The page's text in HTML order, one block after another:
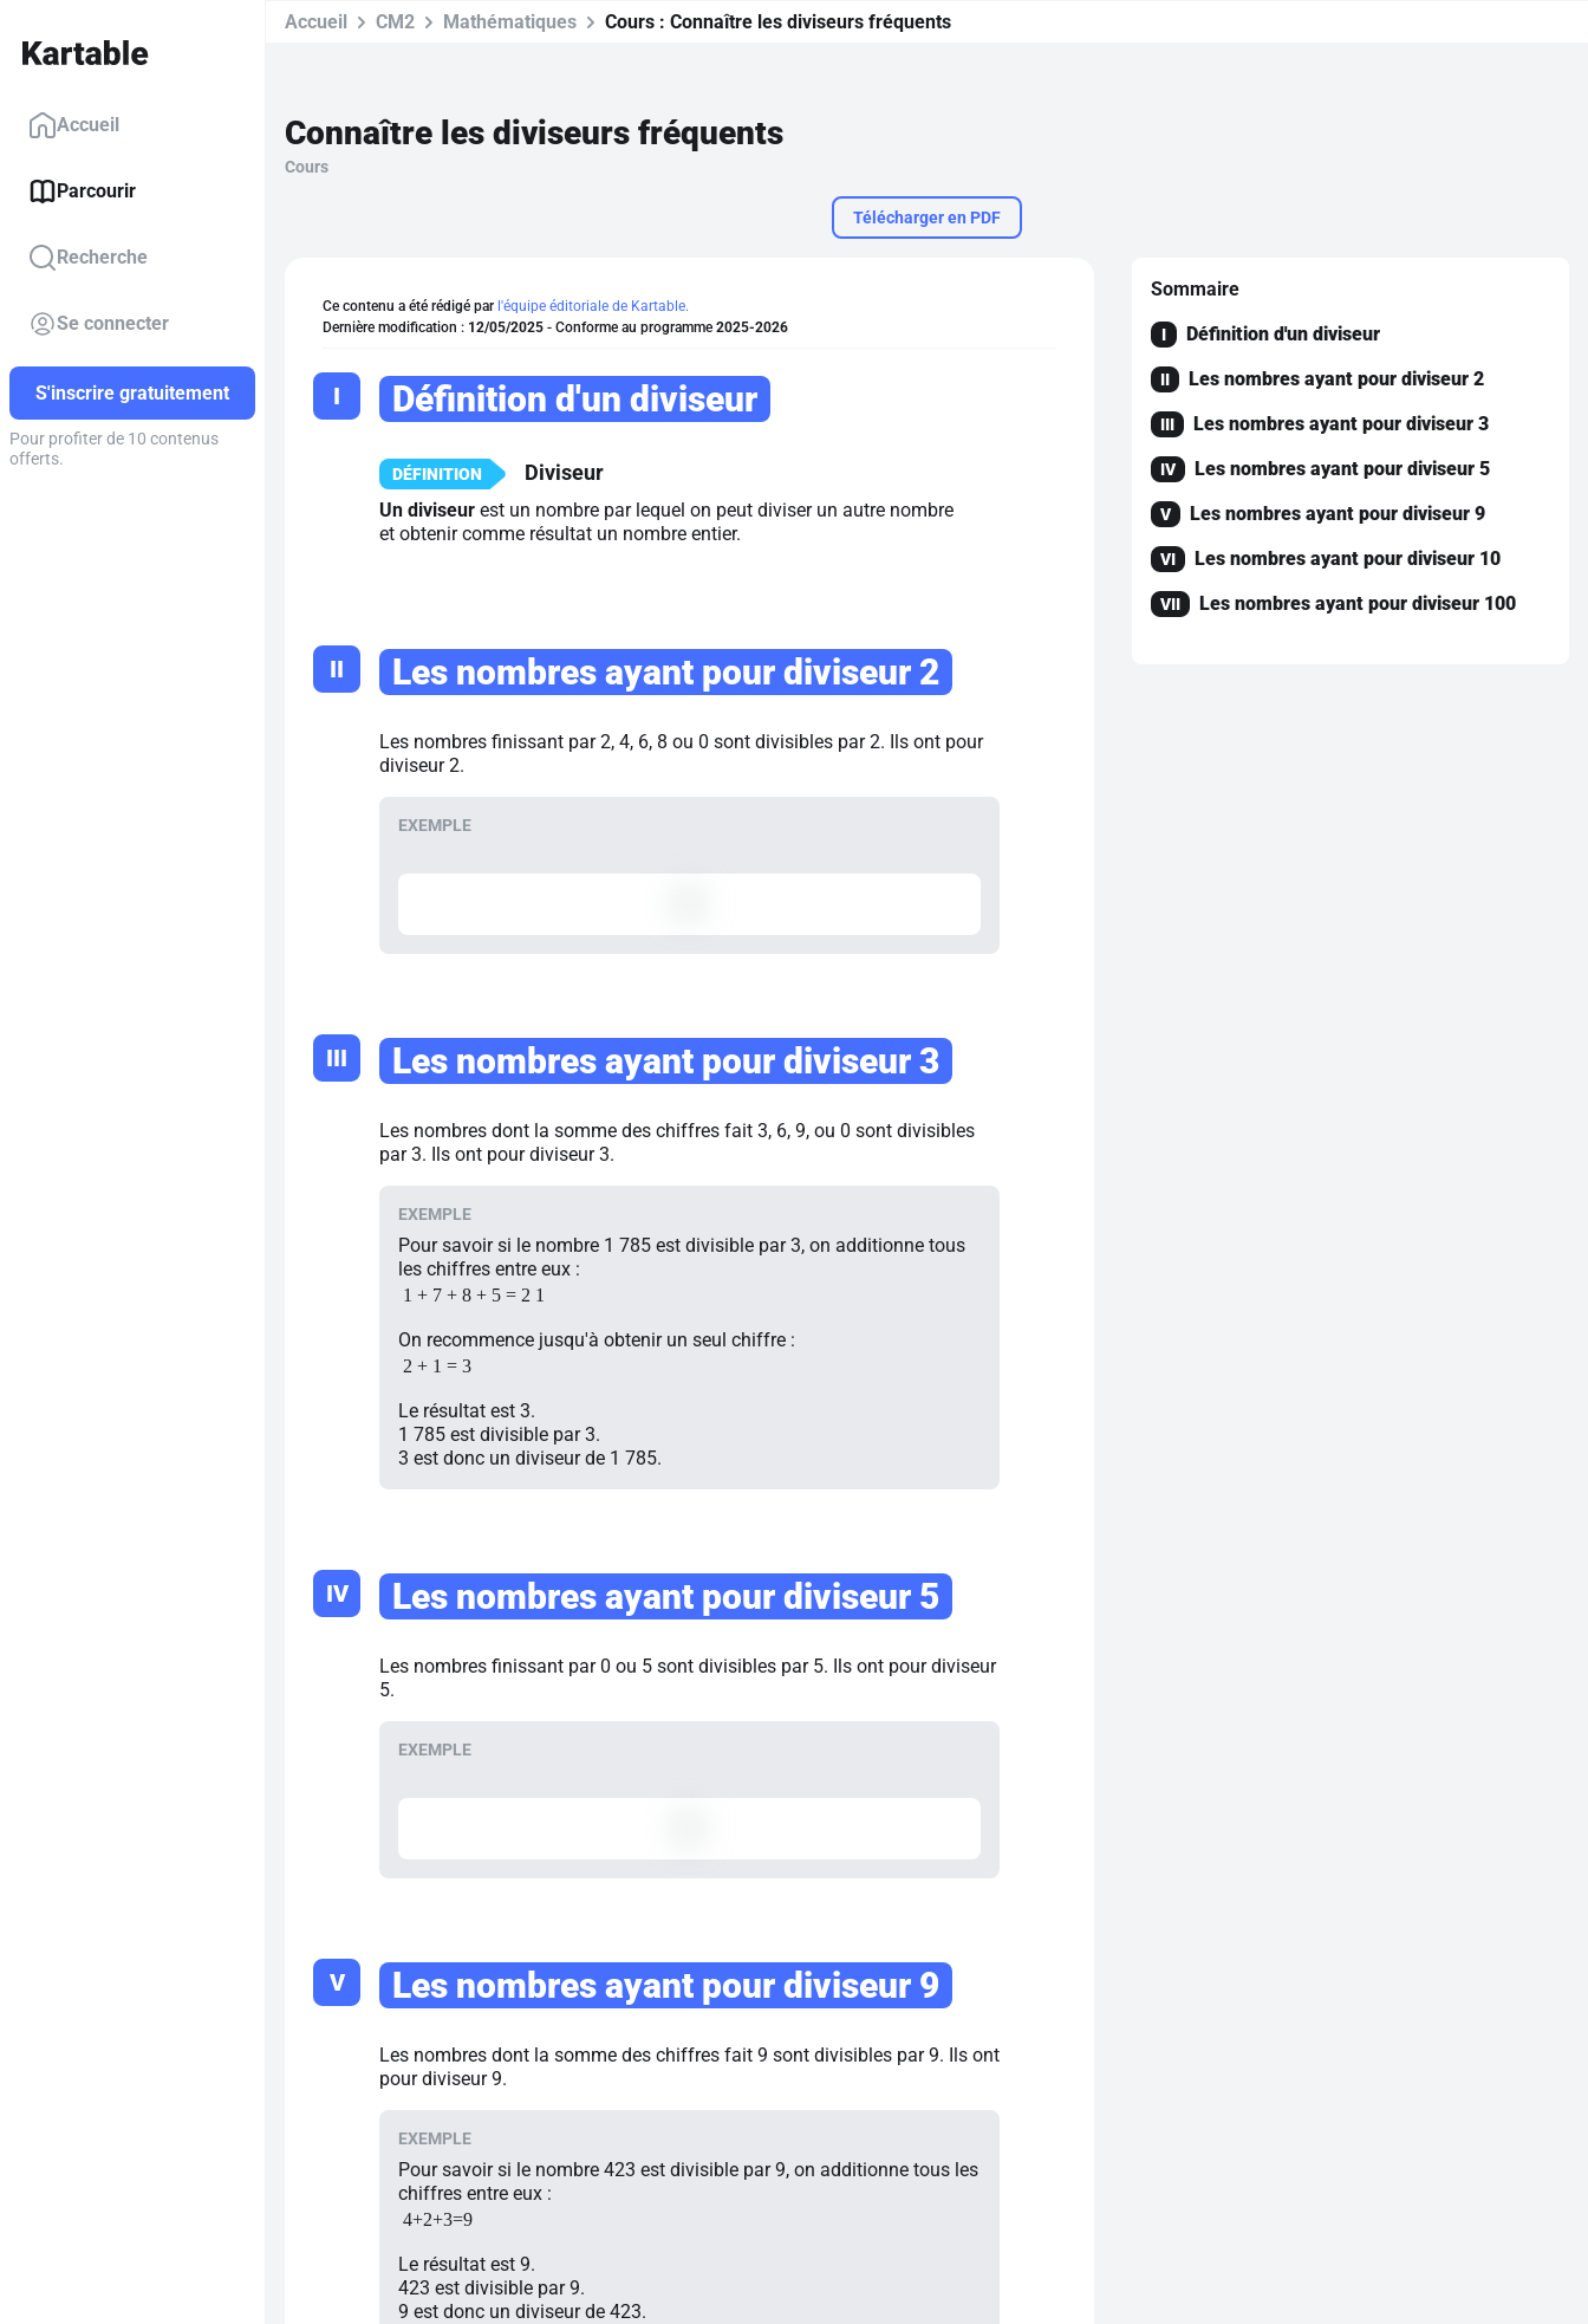
Accueil
Parcourir
Recherche
Se connecter
S'inscrire gratuitement
Pour profiter de 10 contenus
offerts.
Accueil CM2 Mathématiques Cours : Connaître les diviseurs fréquents
Connaître les diviseurs fréquents
Cours
Télécharger en PDF
Sommaire
I Définition d'un diviseur
II Les nombres ayant pour diviseur 2
III Les nombres ayant pour diviseur 3
IV Les nombres ayant pour diviseur 5
V Les nombres ayant pour diviseur 9
VI Les nombres ayant pour diviseur 10
VII Les nombres ayant pour diviseur 100
Ce contenu a été rédigé par l'équipe éditoriale de Kartable.
Dernière modification : 12/05/2025 - Conforme au programme 2025-2026
I Définition d'un diviseur
Diviseur
Un diviseur est un nombre par lequel on peut diviser un autre nombre
et obtenir comme résultat un nombre entier.
II Les nombres ayant pour diviseur 2
Les nombres finissant par 2, 4, 6, 8 ou 0 sont divisibles par 2. Ils ont pour
diviseur 2.
III Les nombres ayant pour diviseur 3
Les nombres dont la somme des chiffres fait 3, 6, 9, ou 0 sont divisibles
par 3. Ils ont pour diviseur 3.
Pour savoir si le nombre 1 785 est divisible par 3, on additionne tous
les chiffres entre eux :
1 + 7 + 8 + 5 = 2 1
On recommence jusqu'à obtenir un seul chiffre :
2 + 1 = 3
Le résultat est 3.
1 785 est divisible par 3.
3 est donc un diviseur de 1 785.
IV Les nombres ayant pour diviseur 5
Les nombres finissant par 0 ou 5 sont divisibles par 5. Ils ont pour diviseur
5.
V Les nombres ayant pour diviseur 9
Les nombres dont la somme des chiffres fait 9 sont divisibles par 9. Ils ont
pour diviseur 9.
Pour savoir si le nombre 423 est divisible par 9, on additionne tous les
chiffres entre eux :
4+2+3=9
Le résultat est 9.
423 est divisible par 9.
9 est donc un diviseur de 423.